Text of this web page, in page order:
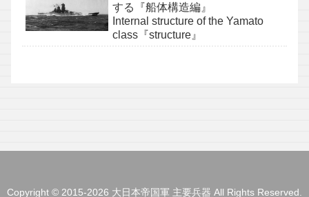
する『船体構造編』
Internal structure of the Yamato
class『structure』
Copyright © 2015-2026 大日本帝国軍 主要兵器 All Rights Reserved.